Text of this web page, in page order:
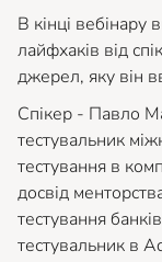
В кінці вебінару
лайфхаків від
джерел, яку він
Спікер - Павло
тестувальник
тестування в
досвід
тестування
тестувальник в